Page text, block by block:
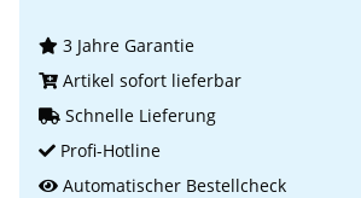
3 Jahre Garantie
Artikel sofort lieferbar
Schnelle Lieferung
Profi-Hotline
Automatischer Bestellcheck